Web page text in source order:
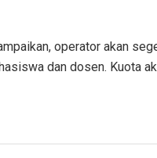
operator akan
dan dosen. Kuota